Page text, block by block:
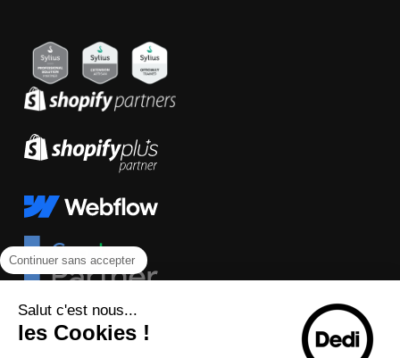
Continuer sans accepter
Salut c'est nous...
les Cookies !